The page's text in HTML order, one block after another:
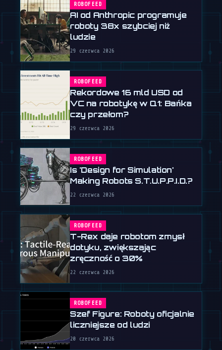
ROBOFEED
AI od Anthropic programuje
roboty 38x szybciej niż
ludzie
29 czerwca 2026
ROBOFEED
Rekordowe 16 mld USD od
VC na robotykę w Q1: Bańka
czy przełom?
29 czerwca 2026
ROBOFEED
Is 'Design for Simulation'
Making Robots S.T.U.P.P.I.D.?
22 czerwca 2026
ROBOFEED
T-Rex daje robotom zmysł
dotyku, zwiększając
zręczność o 30%
22 czerwca 2026
ROBOFEED
Szef Figure: Roboty oficjalnie
liczniejsze od ludzi
20 czerwca 2026